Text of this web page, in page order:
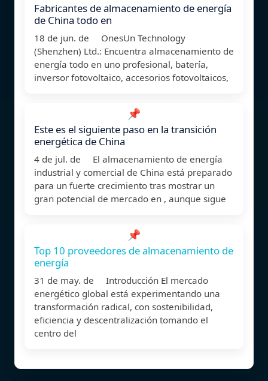
Fabricantes de almacenamiento de energía
de China todo en
18 de jun. de OnesUn Technology
(Shenzhen) Ltd.: Encuentra almacenamiento de
energía todo en uno profesional, batería,
inversor fotovoltaico, accesorios fotovoltaicos,
📌
Este es el siguiente paso en la transición
energética de China
4 de jul. de El almacenamiento de energía
industrial y comercial de China está preparado
para un fuerte crecimiento tras mostrar un
gran potencial de mercado en , aunque sigue
📌
Top 10 proveedores de almacenamiento de
energía
31 de may. de Introducción El mercado
energético global está experimentando una
transformación radical, con sostenibilidad,
eficiencia y descentralización tomando el
centro del